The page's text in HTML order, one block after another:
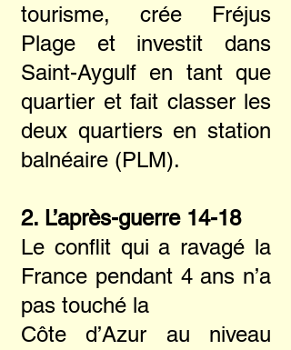
tourisme, crée Fréjus
Plage et investit dans
Saint-Aygulf en tant que
quartier et fait classer les
deux quartiers en station
balnéaire (PLM).
2. L’après-guerre 14-18
Le conflit qui a ravagé la
France pendant 4 ans n’a
pas touché la
Côte d’Azur au niveau